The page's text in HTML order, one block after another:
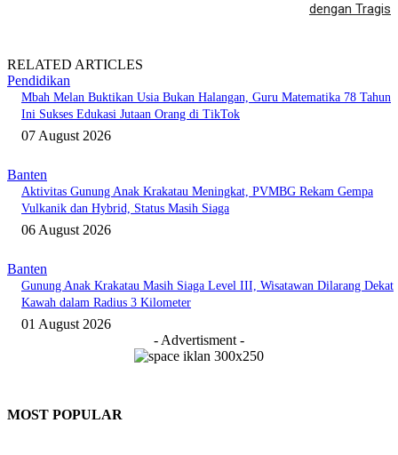
dengan Tragis
RELATED ARTICLES
Pendidikan
Mbah Melan Buktikan Usia Bukan Halangan, Guru Matematika 78 Tahun
Ini Sukses Edukasi Jutaan Orang di TikTok
07 August 2026
Banten
Aktivitas Gunung Anak Krakatau Meningkat, PVMBG Rekam Gempa
Vulkanik dan Hybrid, Status Masih Siaga
06 August 2026
Banten
Gunung Anak Krakatau Masih Siaga Level III, Wisatawan Dilarang Dekat
Kawah dalam Radius 3 Kilometer
01 August 2026
- Advertisment -
MOST POPULAR